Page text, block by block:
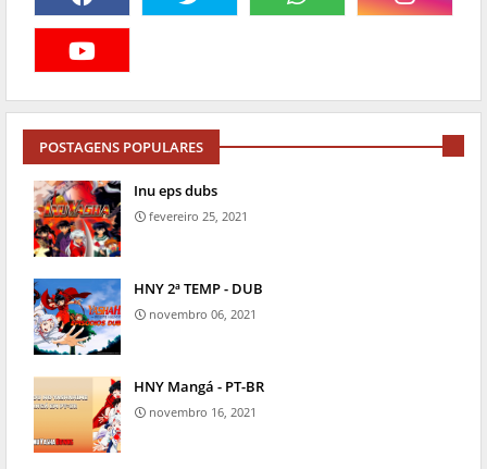
POSTAGENS POPULARES
Inu eps dubs
fevereiro 25, 2021
HNY 2ª TEMP - DUB
novembro 06, 2021
HNY Mangá - PT-BR
novembro 16, 2021